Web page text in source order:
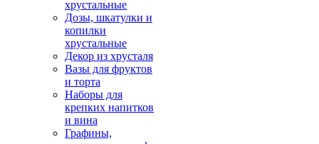
хрустальные
Дозы, шкатулки и
копилки
хрустальные
Декор из хрусталя
Вазы для фруктов
и торта
Наборы для
крепких напитков
и вина
Графины,